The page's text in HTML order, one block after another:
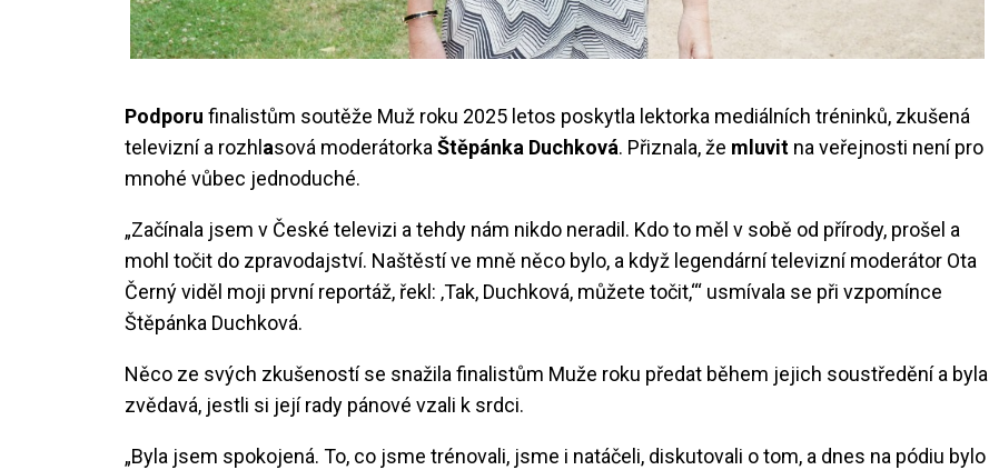
Podporu finalistům soutěže Muž roku 2025 letos poskytla lektorka mediálních tréninků, zkušená
televizní a rozhl asová moderátorkaŠtěpánka Duchková. Přiznala, že mluvit na veřejnosti není pro
mnohé vůbec jednoduché.
„Začínala jsem v České televizi a tehdy nám nikdo neradil. Kdo to měl v sobě od přírody, prošel a
mohl točit do zpravodajství. Naštěstí ve mně něco bylo, a když legendární televizní moderátor Ota
Černý viděl moji první reportáž, řekl: ‚Tak, Duchková, můžete točit,‘“ usmívala se při vzpomínce
Štěpánka Duchková.
Něco ze svých zkušeností se snažila finalistům Muže roku předat během jejich soustředění a byla
zvědavá, jestli si její rady pánové vzali k srdci.
„Byla jsem spokojená. To, co jsme trénovali, jsme i natáčeli, diskutovali o tom, a dnes na pódiu bylo